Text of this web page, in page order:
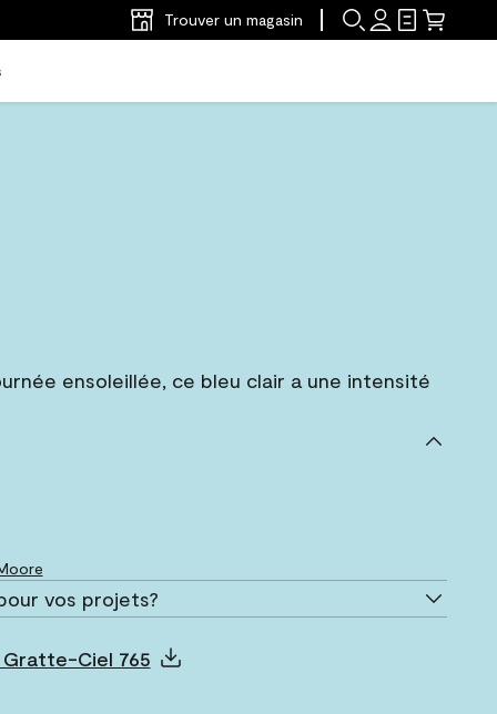
Trouver un magasin
ensoleillée, ce bleu clair a une intensité
vos projets?
Ciel 765